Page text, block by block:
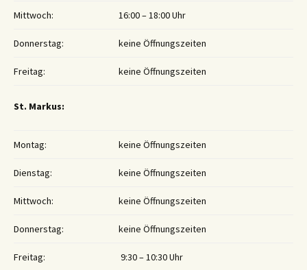
Mittwoch: 16:00 – 18:00 Uhr
Donnerstag: keine Öffnungszeiten
Freitag: keine Öffnungszeiten
St. Markus:
Montag: keine Öffnungszeiten
Dienstag: keine Öffnungszeiten
Mittwoch: keine Öffnungszeiten
Donnerstag: keine Öffnungszeiten
Freitag: 9:30 – 10:30 Uhr